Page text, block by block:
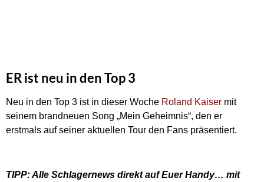
ER ist neu in den Top 3
Neu in den Top 3 ist in dieser Woche Roland Kaiser mit
seinem brandneuen Song „Mein Geheimnis“, den er
erstmals auf seiner aktuellen Tour den Fans präsentiert.
TIPP: Alle Schlagernews direkt auf Euer Handy… mit